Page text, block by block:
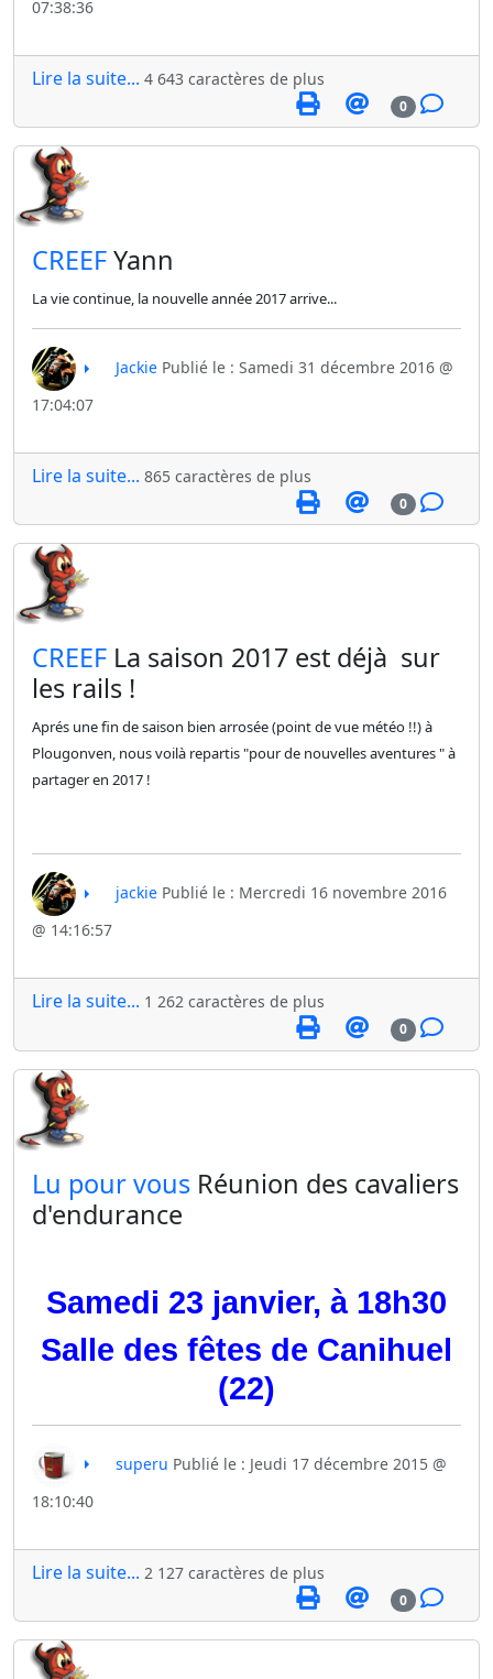
07:38:36
Lire la suite... 4 643 caractères de plus
0
​CREEFYann
La vie continue, la nouvelle année 2017 arrive...
JackiePublié le : Samedi 31 décembre 2016 @
17:04:07
Lire la suite... 865 caractères de plus
0
​CREEF La saison 2017 est déjà sur
les rails !
Aprés une fin de saison bien arrosée (point de vue météo !!) à
Plougonven, nous voilà repartis "pour de nouvelles aventures " à
partager en 2017 !
jackiePublié le : Mercredi 16 novembre 2016
@ 14:16:57
Lire la suite... 1 262 caractères de plus
0
​Lu pour vous Réunion des cavaliers
d'endurance
Samedi 23 janvier, à 18h30
Salle des fêtes de Canihuel
(22)
superu Publié le : Jeudi 17 décembre 2015 @
18:10:40
Lire la suite... 2 127 caractères de plus
0